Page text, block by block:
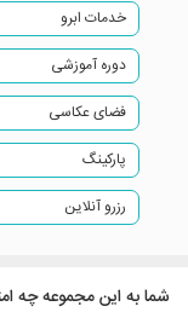
خدمات ابرو
دوره آموزشی
فضای عکاسی
پارکینگ
رزرو آنلاین
شما به این مجموعه چه